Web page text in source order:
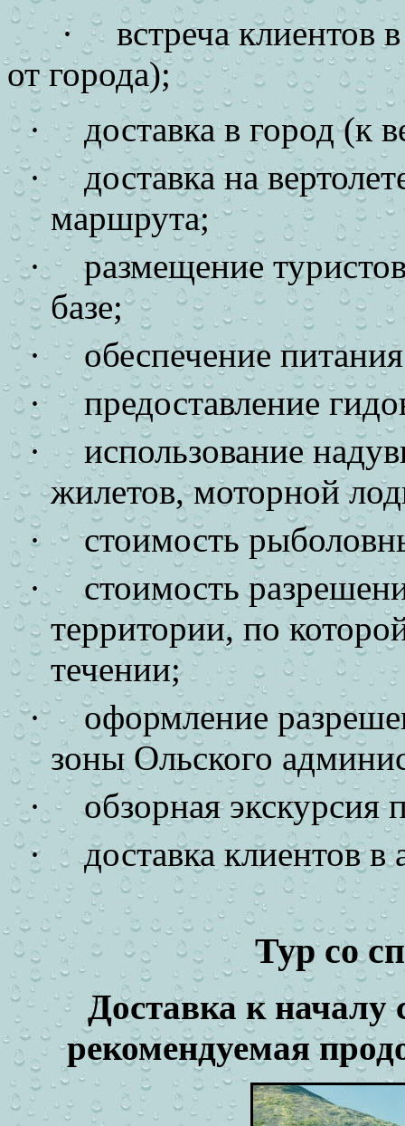
·
встреча клиентов
от города);
·
доставка в город (к
·
доставка на
маршрута;
·
размещение
базе;
·
обеспечение
·
предоставление
·
использование
жилетов, моторной
·
стоимость
·
стоимость
территории, по
течении;
·
оформление
зоны Ольского
·
обзорная экскурсия
·
доставка клиентов
Тур со
Доставка к началу
рекомендуемая